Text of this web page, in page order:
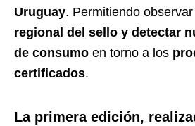
Uruguay. Permitiendo
regional del sello y detectar
de consumo en torno a los
certificados.
La primera edición,